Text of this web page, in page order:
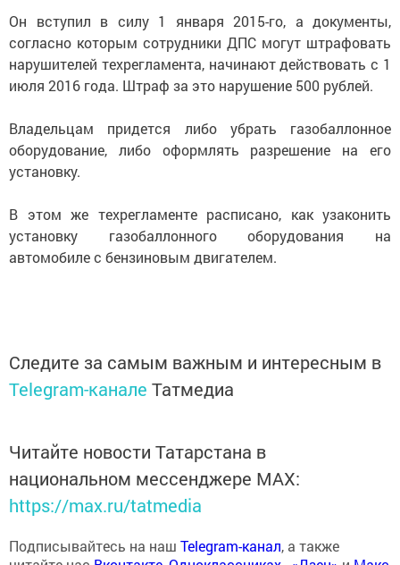
Он вступил в силу 1 января 2015-го, а документы,
согласно которым сотрудники ДПС могут штрафовать
нарушителей техрегламента, начинают действовать с 1
июля 2016 года. Штраф за это нарушение 500 рублей.
Владельцам придется либо убрать газобаллонное
оборудование, либо оформлять разрешение на его
установку.
В этом же техрегламенте расписано, как узаконить
установку газобаллонного оборудования на
автомобиле с бензиновым двигателем.
Следите за самым важным и интересным в
Telegram-канале Татмедиа
Читайте новости Татарстана в
национальном мессенджере MАХ:
https://max.ru/tatmedia
Подписывайтесь на наш Telegram-канал, а также